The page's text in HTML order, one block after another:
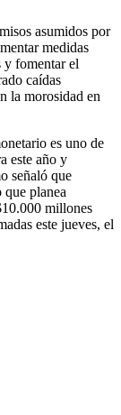
asumidos por
medidas
y fomentar el
caídas
la morosidad en
es uno de
este año y
señaló que
que planea
millones
este jueves, el